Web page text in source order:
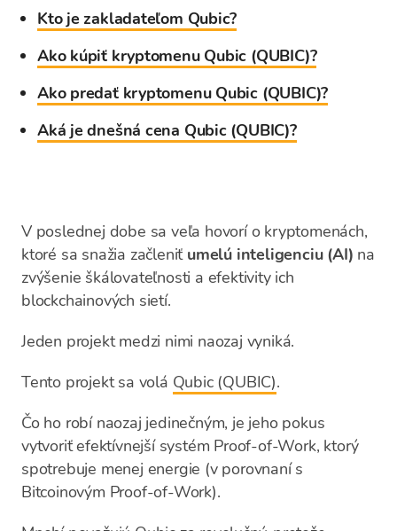
Kto je zakladateľom Qubic?
Ako kúpiť kryptomenu Qubic (QUBIC)?
Ako predať kryptomenu Qubic (QUBIC)?
Aká je dnešná cena Qubic (QUBIC)?
V poslednej dobe sa veľa hovorí o kryptomenách,
ktoré sa snažia začleniť umelú inteligenciu (AI) na
zvýšenie škálovateľnosti a efektivity ich
blockchainových sietí.
Jeden projekt medzi nimi naozaj vyniká.
Tento projekt sa volá Qubic (QUBIC).
Čo ho robí naozaj jedinečným, je jeho pokus
vytvoriť efektívnejší systém Proof-of-Work, ktorý
spotrebuje menej energie (v porovnaní s
Bitcoinovým Proof-of-Work).